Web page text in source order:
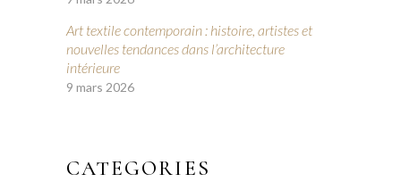
Art textile contemporain : histoire, artistes et
nouvelles tendances dans l’architecture
intérieure
9 mars 2026
CATEGORIES